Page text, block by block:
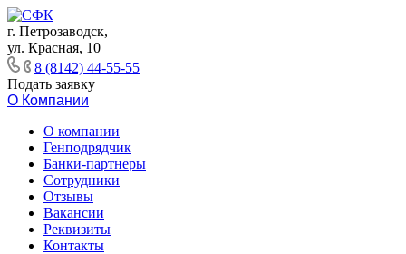
г. Петрозаводск,
ул. Красная, 10
8 (8142) 44-55-55
Подать заявку
О Компании
О компании
Генподрядчик
Банки-партнеры
Сотрудники
Отзывы
Вакансии
Реквизиты
Контакты